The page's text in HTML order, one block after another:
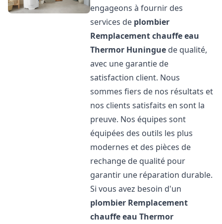
engageons à fournir des
services de plombier
Remplacement chauffe eau
Thermor Huningue de qualité,
avec une garantie de
satisfaction client. Nous
sommes fiers de nos résultats et
nos clients satisfaits en sont la
preuve. Nos équipes sont
équipées des outils les plus
modernes et des pièces de
rechange de qualité pour
garantir une réparation durable.
Si vous avez besoin d'un
plombier Remplacement
chauffe eau Thermor